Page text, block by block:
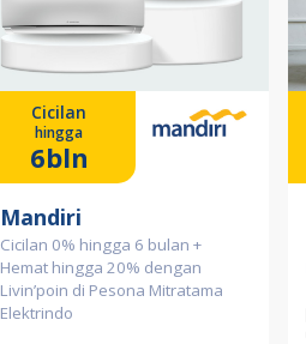
Cicilan
hingga
6bln
Mandiri
Cicilan 0% hingga 6 bulan +
Hemat hingga 20% dengan
Livin’poin di Pesona Mitratama
Elektrindo